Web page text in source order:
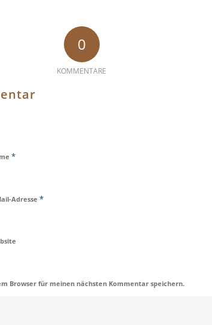
0
KOMMENTARE
*
Adresse *
Browser für meinen nächsten Kommentar speichern.